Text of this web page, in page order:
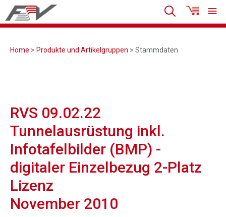
Home > Produkte und Artikelgruppen > Stammdaten
RVS 09.02.22
Tunnelausrüstung inkl.
Infotafelbilder (BMP) -
digitaler Einzelbezug 2-Platz
Lizenz
November 2010